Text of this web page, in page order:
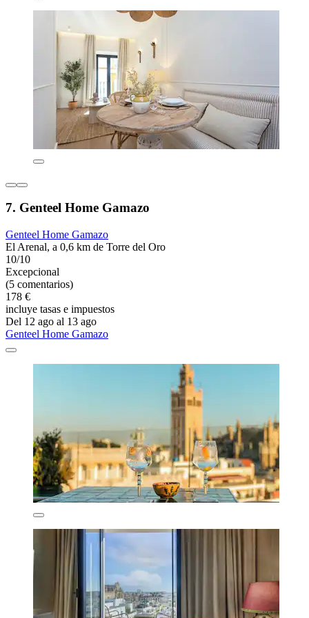
7. Genteel Home Gamazo
Genteel Home Gamazo
El Arenal, a 0,6 km de Torre del Oro
10/10
Excepcional
(5 comentarios)
178 €
incluye tasas e impuestos
Del 12 ago al 13 ago
Genteel Home Gamazo